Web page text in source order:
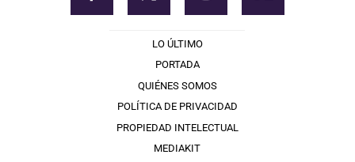
LO ÚLTIMO
PORTADA
QUIÉNES SOMOS
POLÍTICA DE PRIVACIDAD
PROPIEDAD INTELECTUAL
MEDIAKIT